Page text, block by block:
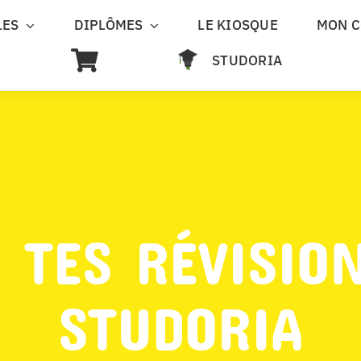
DIPLÔMES LE KIOSQUE
MON
STUDORIA
TES
STUDORIA